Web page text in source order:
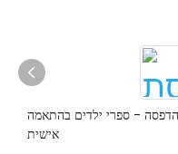
- ספרי ילדים בהתאמה
אישית